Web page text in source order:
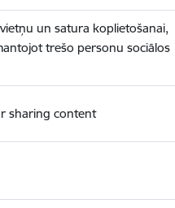
un satura koplietošanai,
trešo personu sociālos
sharing content